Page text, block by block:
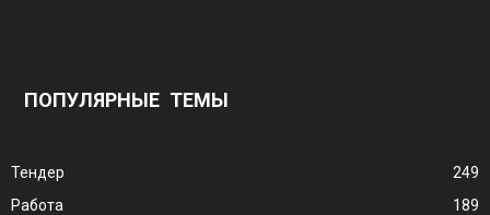
ПОПУЛЯРНЫЕ ТЕМЫ
Тендер
249
Работа
189